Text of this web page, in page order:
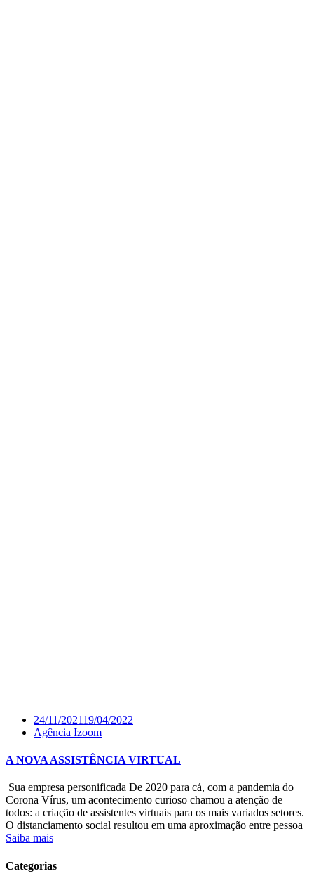
24/11/202119/04/2022
Agência Izoom
A NOVA ASSISTÊNCIA VIRTUAL
Sua empresa personificada De 2020 para cá, com a pandemia do
Corona Vírus, um acontecimento curioso chamou a atenção de
todos: a criação de assistentes virtuais para os mais variados setores.
O distanciamento social resultou em uma aproximação entre pessoa
Saiba mais
Categorias